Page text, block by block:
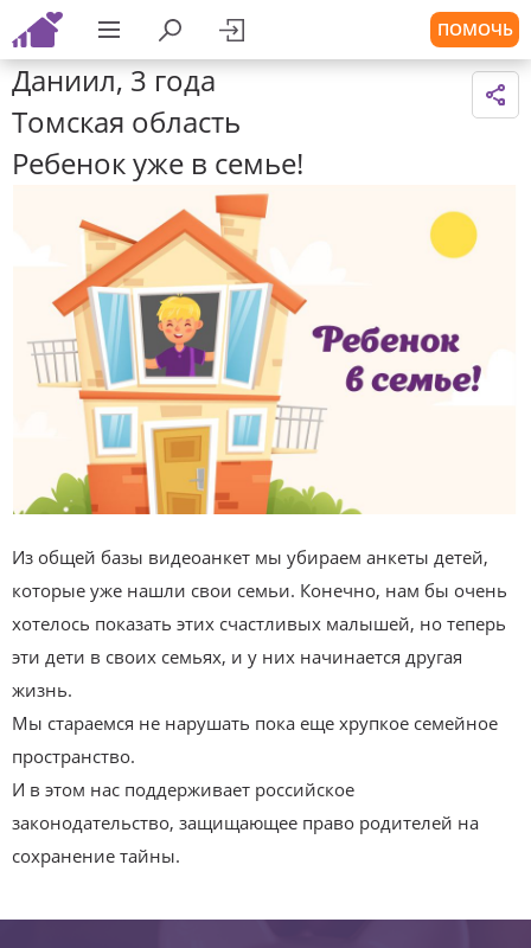
ПОМОЧЬ
Даниил, 3 года
Томская область
Ребенок уже в семье!
Из общей базы видеоанкет мы убираем анкеты детей,
которые уже нашли свои семьи. Конечно, нам бы очень
хотелось показать этих счастливых малышей, но теперь
эти дети в своих семьях, и у них начинается другая
жизнь.
Мы стараемся не нарушать пока еще хрупкое семейное
пространство.
И в этом нас поддерживает российское
законодательство, защищающее право родителей на
сохранение тайны.